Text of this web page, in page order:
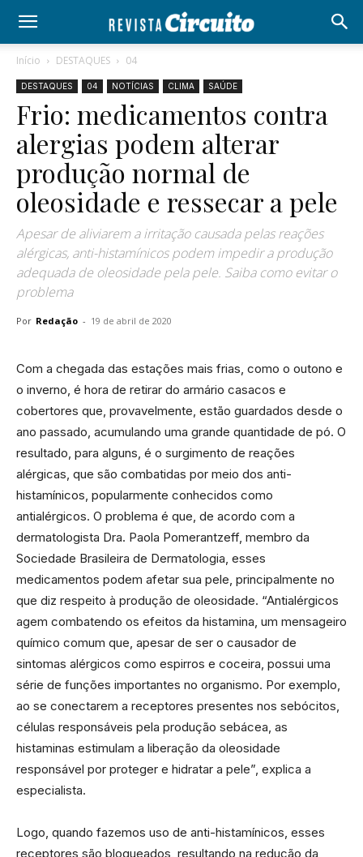
Início DESTAQUES 04
DESTAQUES 04 NOTÍCIAS CLIMA SAÚDE
Frio: medicamentos contra
alergias podem alterar
produção normal de
oleosidade e ressecar a pele
Apesar de aliviarem a irritação causada pelas reações
alérgicas, anti-histamínicos podem impedir a produção
adequada de oleosidade pela pele. Saiba como evitar o
problema
Por Redação - 19 de abril de 2020
Com a chegada das estações mais frias, como o outono e
o inverno, é hora de retirar do armário casacos e
cobertores que, provavelmente, estão guardados desde o
ano passado, acumulando uma grande quantidade de pó. O
resultado, para alguns, é o surgimento de reações
alérgicas, que são combatidas por meio dos anti-
histamínicos, popularmente conhecidos como
antialérgicos. O problema é que, de acordo com a
dermatologista Dra. Paola Pomerantzeff, membro da
Sociedade Brasileira de Dermatologia, esses
medicamentos podem afetar sua pele, principalmente no
que diz respeito à produção de oleosidade. “Antialérgicos
agem combatendo os efeitos da histamina, um mensageiro
químico comum que, apesar de ser o causador de
sintomas alérgicos como espirros e coceira, possui uma
série de funções importantes no organismo. Por exemplo,
ao se conectarem a receptores presentes nos sebócitos,
células responsáveis pela produção sebácea, as
histaminas estimulam a liberação da oleosidade
responsável por proteger e hidratar a pele”, explica a
especialista.
Logo, quando fazemos uso de anti-histamínicos, esses
receptores são bloqueados, resultando na redução da